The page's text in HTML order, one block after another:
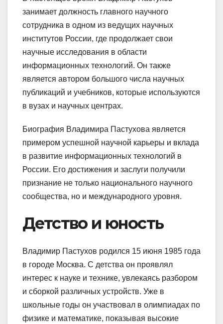
занимает должность главного научного
сотрудника в одном из ведущих научных
институтов России, где продолжает свои
научные исследования в области
информационных технологий. Он также
является автором большого числа научных
публикаций и учебников, которые используются
в вузах и научных центрах.
Биография Владимира Пастухова является
примером успешной научной карьеры и вклада
в развитие информационных технологий в
России. Его достижения и заслуги получили
признание не только национального научного
сообщества, но и международного уровня.
Детство и юность
Владимир Пастухов родился 15 июня 1985 года
в городе Москва. С детства он проявлял
интерес к науке и технике, увлекаясь разбором
и сборкой различных устройств. Уже в
школьные годы он участвовал в олимпиадах по
физике и математике, показывая высокие